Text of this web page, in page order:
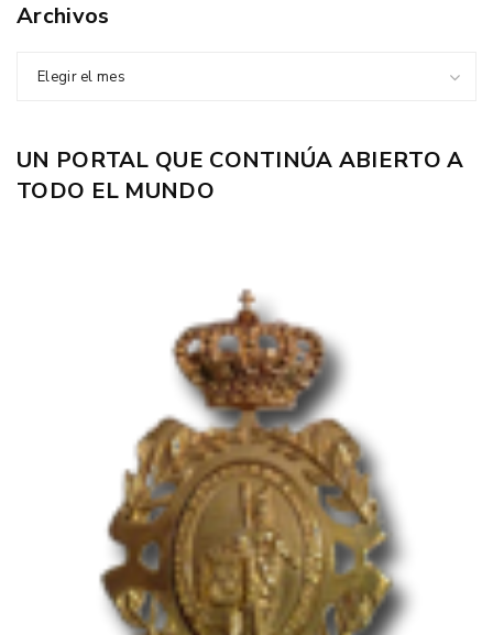
Archivos
Elegir el mes
UN PORTAL QUE CONTINÚA ABIERTO A
TODO EL MUNDO